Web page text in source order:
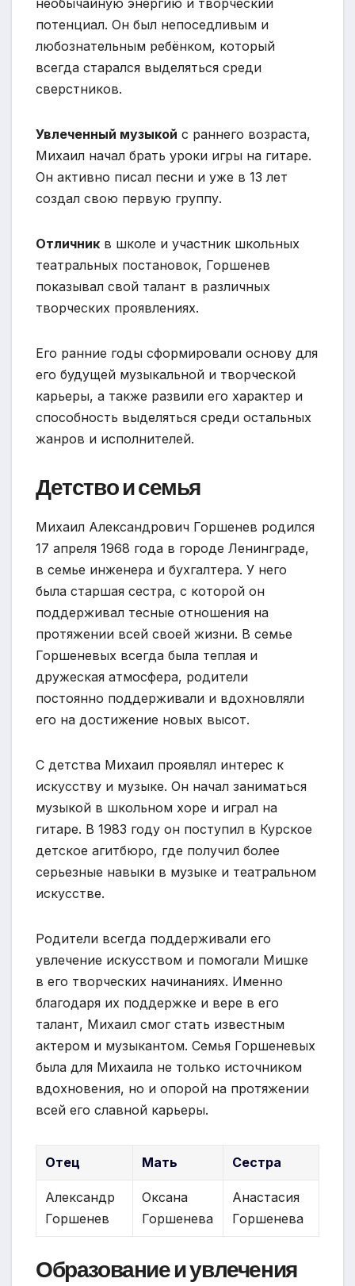
потенциал. Он был непоседливым и
любознательным ребёнком, который
всегда старался выделяться среди
сверстников.
Увлеченный музыкой с раннего возраста,
Михаил начал брать уроки игры на гитаре.
Он активно писал песни и уже в 13 лет
создал свою первую группу.
Отличник в школе и участник школьных
театральных постановок, Горшенев
показывал свой талант в различных
творческих проявлениях.
Его ранние годы сформировали основу для
его будущей музыкальной и творческой
карьеры, а также развили его характер и
способность выделяться среди остальных
жанров и исполнителей.
Детство и семья
Михаил Александрович Горшенев родился
17 апреля 1968 года в городе Ленинграде,
в семье инженера и бухгалтера. У него
была старшая сестра, с которой он
поддерживал тесные отношения на
протяжении всей своей жизни. В семье
Горшеневых всегда была теплая и
дружеская атмосфера, родители
постоянно поддерживали и вдохновляли
его на достижение новых высот.
С детства Михаил проявлял интерес к
искусству и музыке. Он начал заниматься
музыкой в школьном хоре и играл на
гитаре. В 1983 году он поступил в Курское
детское агитбюро, где получил более
серьезные навыки в музыке и театральном
искусстве.
Родители всегда поддерживали его
увлечение искусством и помогали Мишке
в его творческих начинаниях. Именно
благодаря их поддержке и вере в его
талант, Михаил смог стать известным
актером и музыкантом. Семья Горшеневых
была для Михаила не только источником
вдохновения, но и опорой на протяжении
всей его славной карьеры.
Отец Мать Сестра
Александр
Горшенев
Оксана
Горшенева
Анастасия
Горшенева
Образование и увлечения